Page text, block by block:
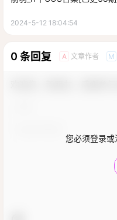
2024-5-12 18:04:54
0 条回复 A 文章作者 M
您必须登录